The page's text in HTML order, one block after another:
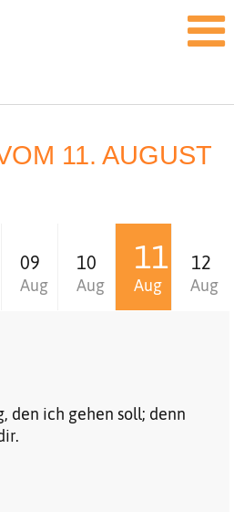
11. AUGUST
09
Aug
10
Aug
11
Aug
12
Aug
den ich gehen soll; denn